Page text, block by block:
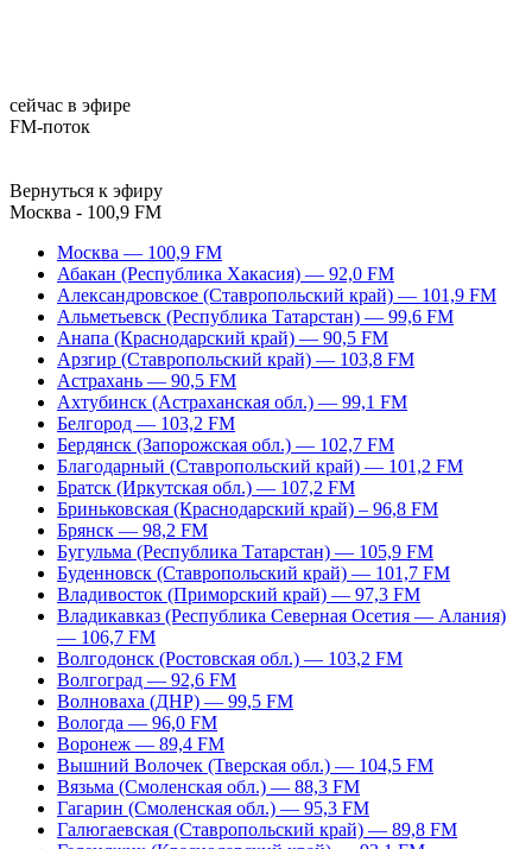
сейчас в эфире
FM-поток
Вернуться к эфиру
Москва - 100,9 FM
Москва — 100,9 FM
Абакан (Республика Хакасия) — 92,0 FM
Александровское (Ставропольский край) — 101,9 FM
Альметьевск (Республика Татарстан) — 99,6 FM
Анапа (Краснодарский край) — 90,5 FM
Арзгир (Ставропольский край) — 103,8 FM
Астрахань — 90,5 FM
Ахтубинск (Астраханская обл.) — 99,1 FM
Белгород — 103,2 FM
Бердянск (Запорожская обл.) — 102,7 FM
Благодарный (Ставропольский край) — 101,2 FM
Братск (Иркутская обл.) — 107,2 FM
Бриньковская (Краснодарский край) – 96,8 FM
Брянск — 98,2 FM
Бугульма (Республика Татарстан) — 105,9 FM
Буденновск (Ставропольский край) — 101,7 FM
Владивосток (Приморский край) — 97,3 FM
Владикавказ (Республика Северная Осетия — Алания)
— 106,7 FM
Волгодонск (Ростовская обл.) — 103,2 FM
Волгоград — 92,6 FM
Волноваха (ДНР) — 99,5 FM
Вологда — 96,0 FM
Воронеж — 89,4 FM
Вышний Волочек (Тверская обл.) — 104,5 FM
Вязьма (Смоленская обл.) — 88,3 FM
Гагарин (Смоленская обл.) — 95,3 FM
Галюгаевская (Ставропольский край) — 89,8 FM